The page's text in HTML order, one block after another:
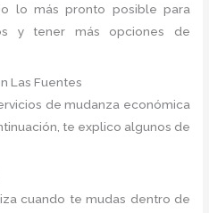
lo más pronto posible para
y tener más opciones de
Las Fuentes
de mudanza económica
te explico algunos de
cuando te mudas dentro de